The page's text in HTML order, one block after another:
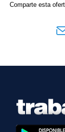
Comparte esta